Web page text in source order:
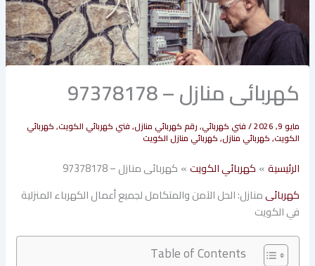
كهربائى منازل – 97378178
مايو 9, 2026 /فني كهربائي,رقم كهربائي منازل,فني كهربائي الكويت,كهربائي
الكويت,كهربائي منازل,كهربائي منازل الكويت
الرئيسية كهربائي الكويت
كهربائى منازل – 97378178
كهربائىمنازل: الحل الآمن والمتكامل لجميع أعمال الكهرباء المنزلية
في الكويت
Table of Contents